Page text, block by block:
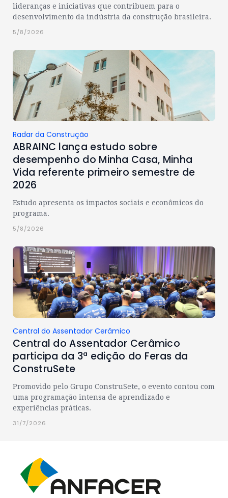
lideranças e iniciativas que contribuem para o
desenvolvimento da indústria da construção brasileira.
5/8/2026
Radar da Construção
ABRAINC lança estudo sobre
desempenho do Minha Casa, Minha
Vida referente primeiro semestre de
2026
Estudo apresenta os impactos sociais e econômicos do
programa.
5/8/2026
Central do Assentador Cerâmico
Central do Assentador Cerâmico
participa da 3ª edição do Feras da
ConstruSete
Promovido pelo Grupo ConstruSete, o evento contou com
uma programação intensa de aprendizado e
experiências práticas.
31/7/2026